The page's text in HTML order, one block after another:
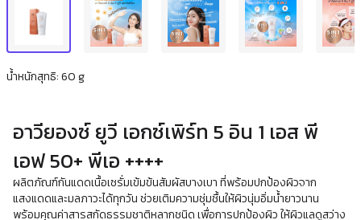
น้ำหนักสุทธิ: 60 g
อาวียองซ์ ยูวี เอกซ์เพิร์ท 5 อิน 1 เอส พี
เอฟ 50+ พีเอ ++++
ผลิตภัณฑ์กันแดดเนื้อเซรั่มเข้มข้นสัมผัสบางเบา ที่พร้อมปกป้องผิวจาก
แสงแดดและมลภาวะได้ทุกวัน ช่วยเติมความชุ่มชื้นให้ผิวนุ่มอิ่มน้ำยาวนาน
พร้อมคุณค่าสารสกัดธรรมชาติหลากชนิด เพื่อการปกป้องผิว ให้ผิวแลดูสว่าง